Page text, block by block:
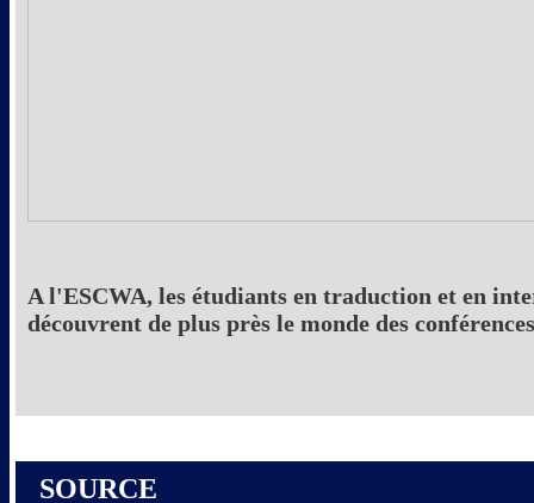
A l'ESCWA, les étudiants en traduction et en
découvrent de plus près le monde des
SOURCE